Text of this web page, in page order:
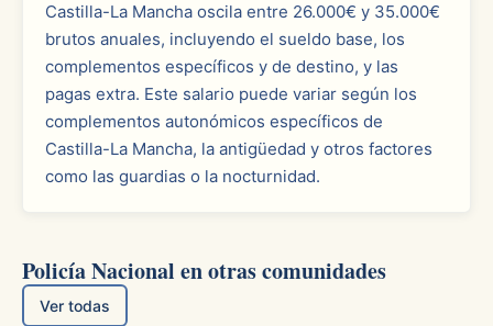
Castilla-La Mancha oscila entre 26.000€ y 35.000€
brutos anuales, incluyendo el sueldo base, los
complementos específicos y de destino, y las
pagas extra. Este salario puede variar según los
complementos autonómicos específicos de
Castilla-La Mancha, la antigüedad y otros factores
como las guardias o la nocturnidad.
Policía Nacional en otras comunidades
Ver todas